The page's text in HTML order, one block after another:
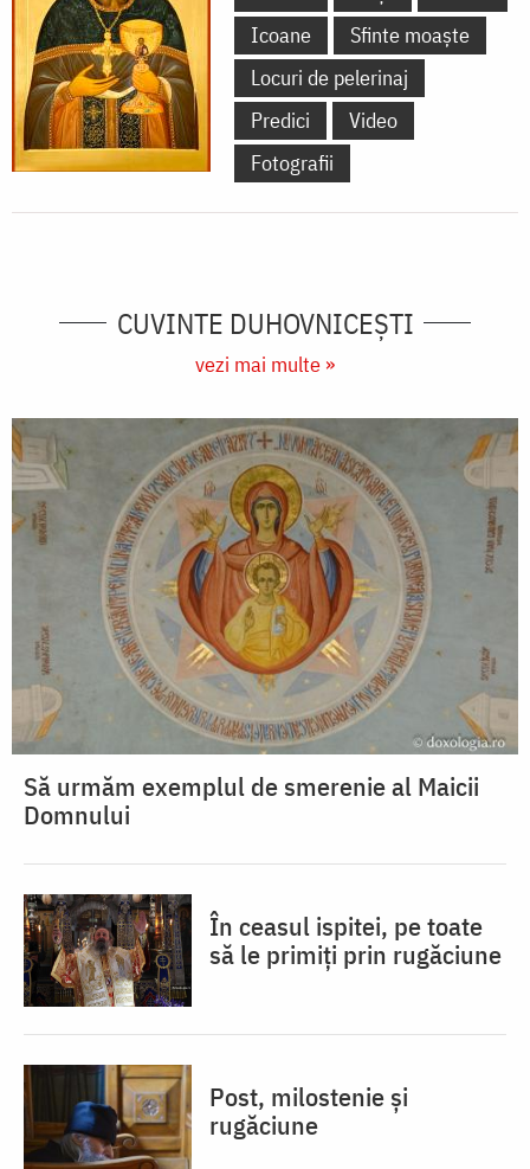
Icoane
Sfinte moaște
Locuri de pelerinaj
Predici
Video
Fotografii
CUVINTE DUHOVNICEȘTI
vezi mai multe »
Să urmăm exemplul de smerenie al Maicii
Domnului
În ceasul ispitei, pe toate
să le primiți prin rugăciune
Post, milostenie și
rugăciune